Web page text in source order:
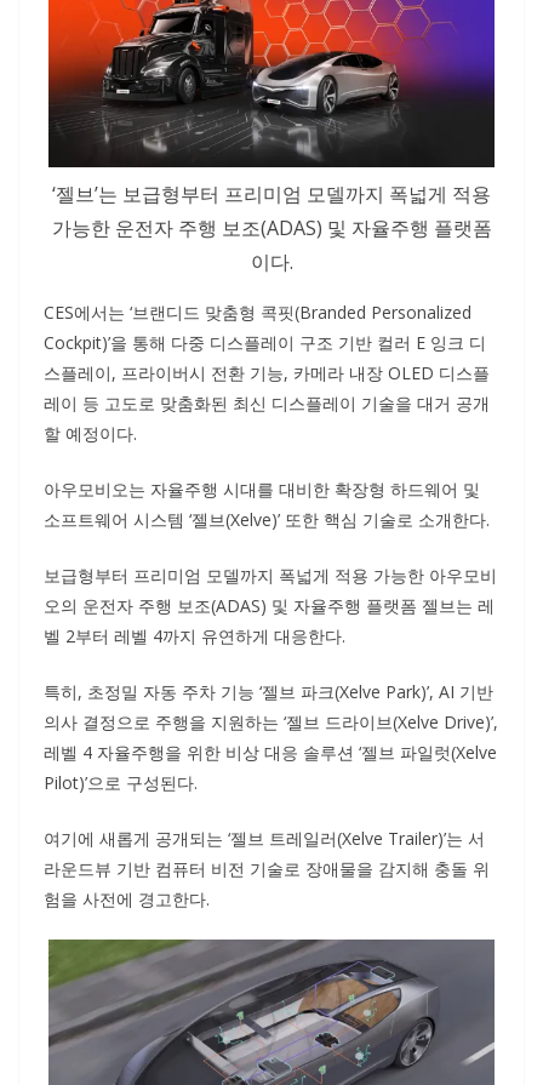
‘젤브’는 보급형부터 프리미엄 모델까지 폭넓게 적용
가능한 운전자 주행 보조(ADAS) 및 자율주행 플랫폼
이다.
CES에서는 ‘브랜디드 맞춤형 콕핏(Branded Personalized
Cockpit)’을 통해 다중 디스플레이 구조 기반 컬러 E 잉크 디
스플레이, 프라이버시 전환 기능, 카메라 내장 OLED 디스플
레이 등 고도로 맞춤화된 최신 디스플레이 기술을 대거 공개
할 예정이다.
아우모비오는 자율주행 시대를 대비한 확장형 하드웨어 및
소프트웨어 시스템 ‘젤브(Xelve)’ 또한 핵심 기술로 소개한다.
보급형부터 프리미엄 모델까지 폭넓게 적용 가능한 아우모비
오의 운전자 주행 보조(ADAS) 및 자율주행 플랫폼 젤브는 레
벨 2부터 레벨 4까지 유연하게 대응한다.
특히, 초정밀 자동 주차 기능 ‘젤브 파크(Xelve Park)’, AI 기반
의사 결정으로 주행을 지원하는 ‘젤브 드라이브(Xelve Drive)’,
레벨 4 자율주행을 위한 비상 대응 솔루션 ‘젤브 파일럿(Xelve
Pilot)’으로 구성된다.
여기에 새롭게 공개되는 ‘젤브 트레일러(Xelve Trailer)’는 서
라운드뷰 기반 컴퓨터 비전 기술로 장애물을 감지해 충돌 위
험을 사전에 경고한다.